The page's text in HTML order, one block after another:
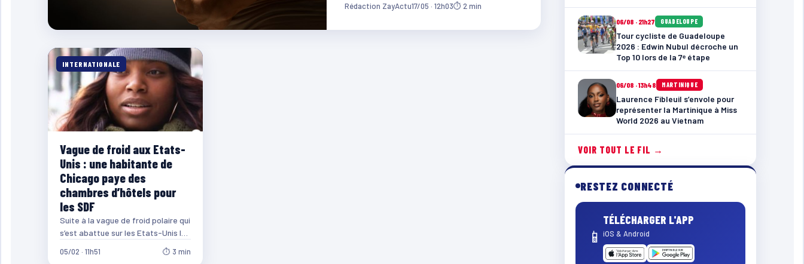
Rédaction ZayActu17/05 · 12h03⏱ 2 min
INTERNATIONALE
Vague de froid aux Etats-
Unis : une habitante de
Chicago paye des
chambres d’hôtels pour
les SDF
Suite à la vague de froid polaire qui
s’est abattue sur les Etats-Unis la
semaine dernière, Candice Payne,
…
05/02 · 11h51 ⏱ 3 min
06/08 · 21h27 GUADELOUPE
Tour cycliste de Guadeloupe
2026 : Edwin Nubul décroche un
Top 10 lors de la 7ᵉ étape
06/08 · 13h48 MARTINIQUE
Laurence Fibleuil s’envole pour
représenter la Martinique à Miss
World 2026 au Vietnam
VOIR TOUT LE FIL →
RESTEZ CONNECTÉ
📱
TÉLÉCHARGER L'APP
iOS & Android